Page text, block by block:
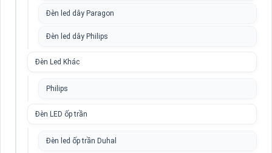
Đèn led dây Paragon
Đèn led dây Philips
Đèn Led Khác
Philips
Đèn LED ốp trần
Đèn led ốp trần Duhal